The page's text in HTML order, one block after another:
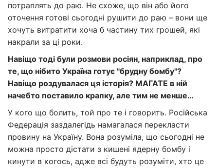
потраплять до раю. Не схоже, що він або його
оточення готові сьогодні рушити до раю – вони ще
хочуть витратити хоча б частину тих грошей, які
накрали за ці роки.
Навіщо тоді були розмови росіян, наприклад, про
те, що нібито Україна готує "брудну бомбу"?
Навіщо роздувалася ця історія? МАГАТЕ в ній
начебто поставило крапку, але тим не менше…
У кого що болить, той про те і говорить. Російська
Федерація заздалегідь намагалася перекласти
провину на Україну. Вона розуміла, що сьогодні не
можна просто дістати з кишені ядерну бомбу і
кинути в когось, адже всі будуть розуміти, хто це